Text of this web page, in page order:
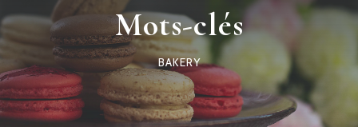
Mots-clés
BAKERY